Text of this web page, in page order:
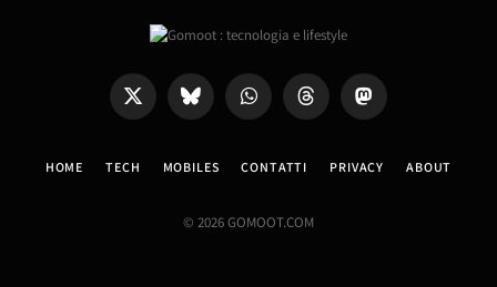
X
(Twitter)
Bluesky WhatsAppThreads Mastodon
HOME TECH MOBILES CONTATTI PRIVACY ABOUT
© 2026 GOMOOT.COM